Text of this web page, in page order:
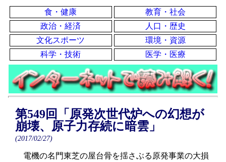
食・健康
教育・社会
政治・経済
人口・歴史
文化スポーツ
環境・資源
科学・技術
医学・医療
第549回「原発次世代炉への幻想が
崩壊、原子力存続に暗雲」
(2017/02/27)
電機の名門東芝の屋台骨を揺さぶる原発事業の大損